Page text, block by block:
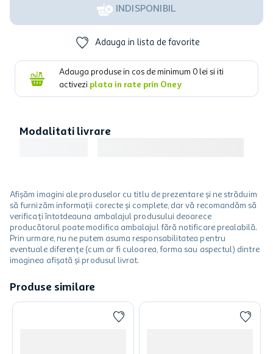
INDISPONIBIL
Adauga in lista de favorite
Adauga produse in cos de minimum 0 lei si iti
activezi plata in rate prin Oney
Modalitati livrare
Afișăm imagini ale produselor cu titlu de prezentare și ne străduim
să furnizăm informații corecte și complete, dar vă recomandăm să
verificați întotdeauna ambalajul produsului deoarece
producătorul poate modifica ambalajul fără notificare prealabilă.
Prin urmare, nu ne putem asuma responsabilitatea pentru
eventuale diferențe (cum ar fi culoarea, forma sau aspectul) dintre
imaginea afișată și produsul livrat.
Produse similare